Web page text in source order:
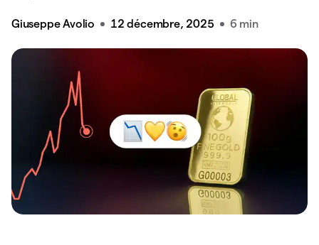
Giuseppe Avolio 12 décembre, 2025 6 min